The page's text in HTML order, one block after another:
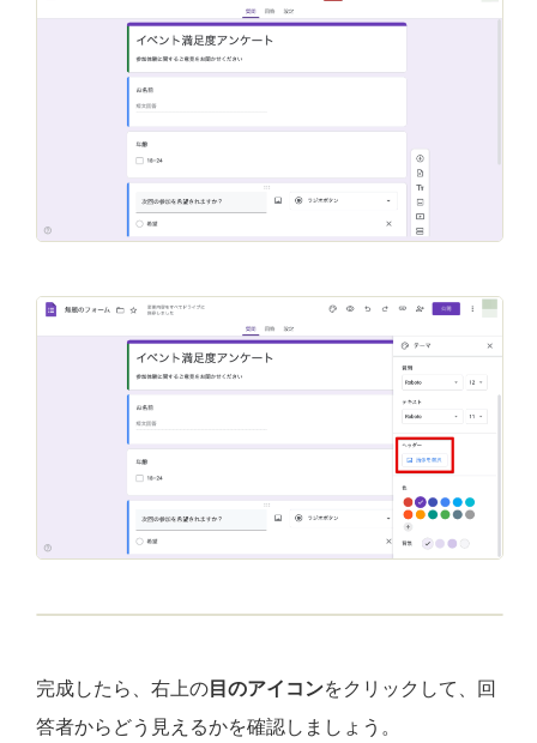
完成したら、右上の 目のアイコンをクリックして、回
答者からどう見えるかを確認しましょう。